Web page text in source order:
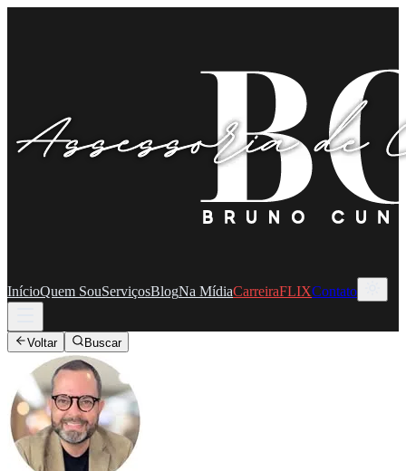
InícioQuem SouServiçosBlogNa MídiaCarreiraFLIXContato
Voltar Buscar